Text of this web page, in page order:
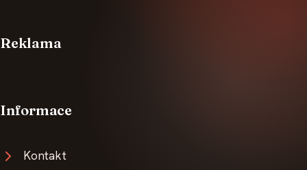
Reklama
Informace
Kontakt